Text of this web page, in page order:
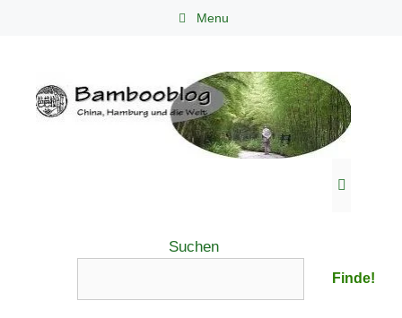
Menu
Suchen
Finde!